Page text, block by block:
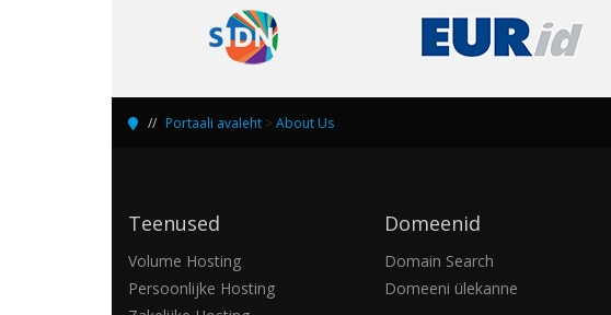
Portaali avaleht > About Us
Teenused
Volume Hosting
Persoonlijke Hosting
Domeenid
Domain Search
Domeeni ülekanne